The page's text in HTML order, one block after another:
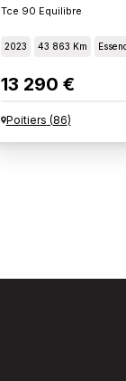
Tce 90 Equilibre
2023 43 863 Km
13 290 €
Poitiers (86)